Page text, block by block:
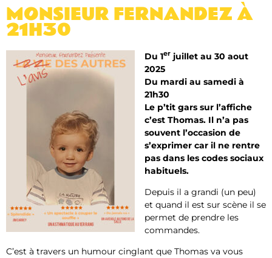
MONSIEUR FERNANDEZ À
21H30
Du 1er juillet au 30 aout
2025
Du mardi au samedi à
21h30
Le p’tit gars sur l’affiche
c’est Thomas. Il n’a pas
souvent l’occasion de
s’exprimer car il ne rentre
pas dans les codes sociaux
habituels.
Depuis il a grandi (un peu)
et quand il est sur scène il se
permet de prendre les
commandes.
C’est à travers un humour cinglant que Thomas va vous